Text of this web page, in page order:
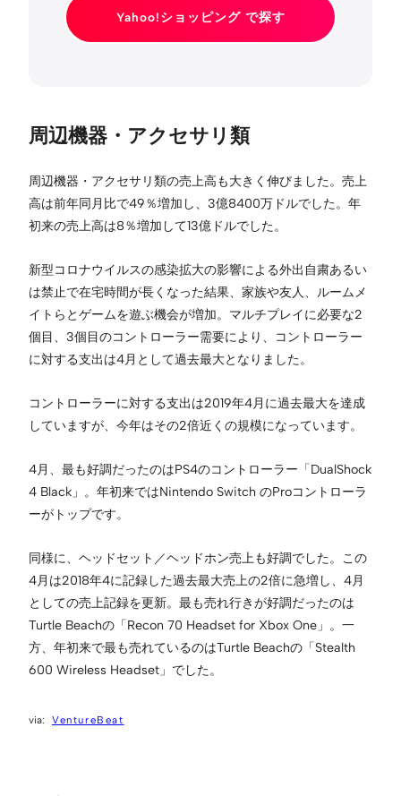
Yahoo!ショッピング で探す
周辺機器・アクセサリ類
周辺機器・アクセサリ類の売上高も大きく伸びました。売上
高は前年同月比で49％増加し、3億8400万ドルでした。年
初来の売上高は8％増加して13億ドルでした。
新型コロナウイルスの感染拡大の影響による外出自粛あるい
は禁止で在宅時間が長くなった結果、家族や友人、ルームメ
イトらとゲームを遊ぶ機会が増加。マルチプレイに必要な2
個目、3個目のコントローラー需要により、コントローラー
に対する支出は4月として過去最大となりました。
コントローラーに対する支出は2019年4月に過去最大を達成
していますが、今年はその2倍近くの規模になっています。
4月、最も好調だったのはPS4のコントローラー「DualShock
4 Black」。年初来ではNintendo Switch のProコントローラ
ーがトップです。
同様に、ヘッドセット／ヘッドホン売上も好調でした。この
4月は2018年4に記録した過去最大売上の2倍に急増し、4月
としての売上記録を更新。最も売れ行きが好調だったのは
Turtle Beachの「Recon 70 Headset for Xbox One」。一
方、年初来で最も売れているのはTurtle Beachの「Stealth
600 Wireless Headset」でした。
VentureBeat